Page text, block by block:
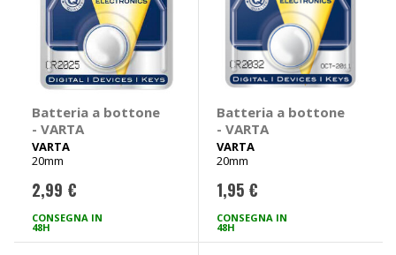
Batteria a bottone
- VARTA
VARTA
20mm
2,99 €
CONSEGNA IN
48H
Batteria a bottone
- VARTA
VARTA
20mm
1,95 €
CONSEGNA IN
48H